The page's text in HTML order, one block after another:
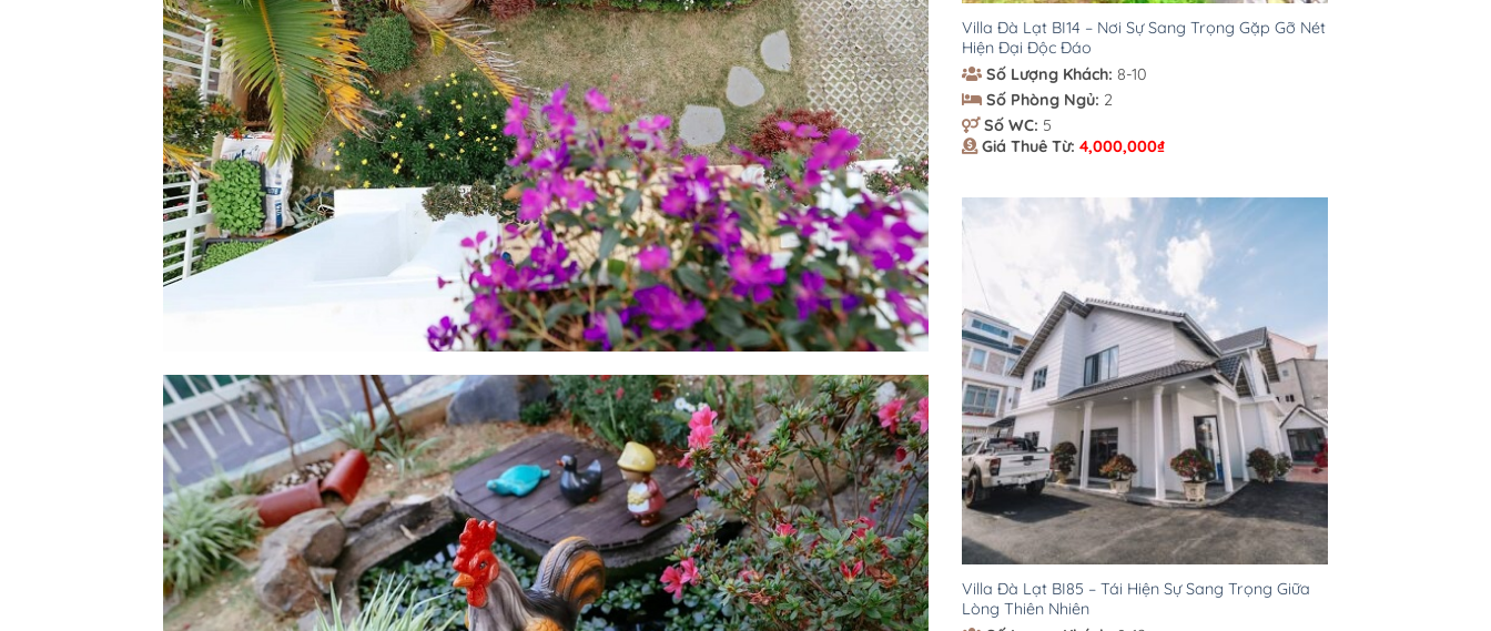
Villa Đà Lạt BI14 – Nơi Sự Sang Trọng Gặp Gỡ Nét
Hiện Đại Độc Đáo
Số Lượng Khách: 8-10
Số Phòng Ngủ: 2
Số WC: 5
Giá Thuê Từ: 4,000,000₫
Villa Đà Lạt BI85 – Tái Hiện Sự Sang Trọng Giữa
Lòng Thiên Nhiên